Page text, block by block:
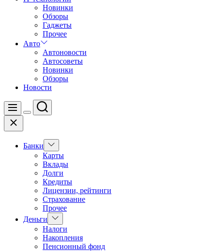
Новинки
Обзоры
Гаджеты
Прочее
Авто
Автоновости
Автосоветы
Новинки
Обзоры
Новости
Меню
Цвет
Поиск
Закрыть
Банки
Показать
подменю
Карты
Вклады
Долги
Кредиты
Лицензии, рейтинги
Страхование
Прочее
Деньги
Показать
подменю
Налоги
Накопления
Пенсионный фонд